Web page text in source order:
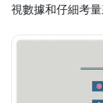
視數據和仔細考